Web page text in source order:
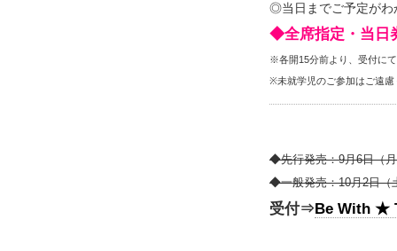
◎当日までご予定がわ
◆全席指定・当日
※各開15分前より、受付に
※未就学児のご参加はご遠慮
◆先行発売：9月6日（
◆一般発売：10月2日（
受付⇒Be With ★